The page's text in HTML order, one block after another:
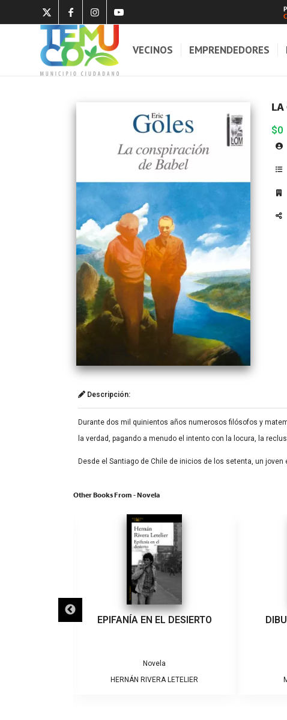
VECINOS EMPRENDEDORES
LA
$0
Descripción:
Durante dos mil quinientos años numerosos filósofos y
la verdad, pagando a menudo el intento con la locura, la
Desde el Santiago de Chile de inicios de los setenta, un
Other Books From - Novela
EN EL DESIERTO DIBUJOS DE HIROSHIMA
MARCELO SIMONETTI